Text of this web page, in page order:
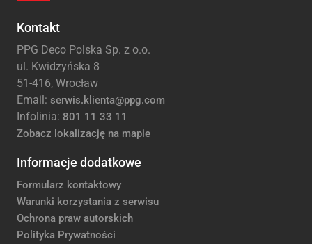
Kontakt
PPG Deco Polska Sp. z o.o.
ul. Kwidzyńska 8
51-416, Wrocław
Email: serwis.klienta@ppg.com
Infolinia: 801 11 33 11
Zobacz lokalizację na mapie
Informacje dodatkowe
Formularz kontaktowy
Warunki korzystania z serwisu
Ochrona praw autorskich
Polityka Prywatności